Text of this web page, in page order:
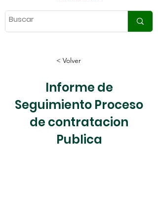
< Volver
Informe de
Seguimiento Proceso
de contratacion
Publica